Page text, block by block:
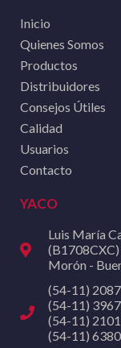
Inicio
Quienes Somos
Productos
Distribuidores
Consejos Útiles
Calidad
Usuarios
Contacto
YACO
Luis María
(B1708CXC)
Morón -
(54-11)
(54-11)
(54-11)
(54-11)